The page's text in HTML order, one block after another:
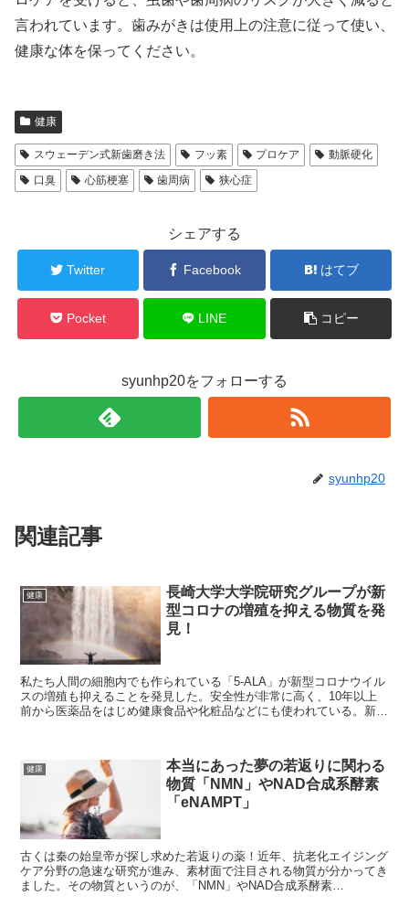
言われています。歯みがきは使用上の注意に従って使い、
健康な体を保ってください。
健康
スウェーデン式新歯磨き法 フッ素 プロケア
動脈硬化
口臭
心筋梗塞 歯周病 狭心症
シェアする
Twitter Facebook はてブ
Pocket LINE コピー
syunhp20をフォローする
syunhp20
関連記事
健康
長崎大学大学院研究グループが新
型コロナの増殖を抑える物質を発
見！
私たち人間の細胞内でも作られている「5-ALA」が新型コロナウイル
スの増殖も抑えることを発見した。安全性が非常に高く、10年以上
前から医薬品をはじめ健康食品や化粧品などにも使われている。新型
健康
本当にあった夢の若返りに関わる
物質「NMN」やNAD合成系酵素
「eNAMPT」
古くは秦の始皇帝が探し求めた若返りの薬！近年、抗老化エイジング
ケア分野の急速な研究が進み、素材面で注目される物質が分かってき
ました。その物質というのが、「NMN」やNAD合成系酵素